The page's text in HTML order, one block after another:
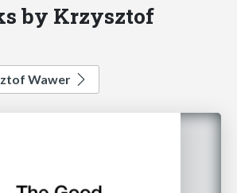
by Krzysztof
Wawer